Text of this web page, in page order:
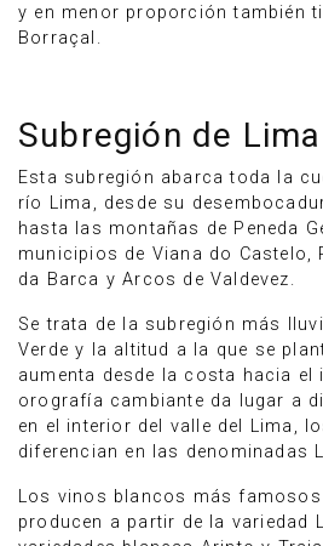
y en menor proporción también
Borraçal.
Subregión de Lima
Esta subregión abarca toda la
río Lima, desde su
hasta las montañas de Peneda
municipios de Viana do Castelo,
da Barca y Arcos de Valdevez.
Se trata de la subregión más
Verde y la altitud a la que se
aumenta desde la costa hacia el
orografía cambiante da lugar a
en el interior del valle del Lima,
diferencian en las denominadas
Los vinos blancos más
producen a partir de la variedad